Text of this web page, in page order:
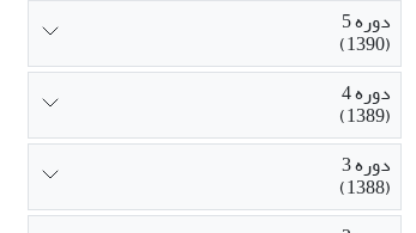
دوره 5
(1390)
دوره 4
(1389)
دوره 3
(1388)